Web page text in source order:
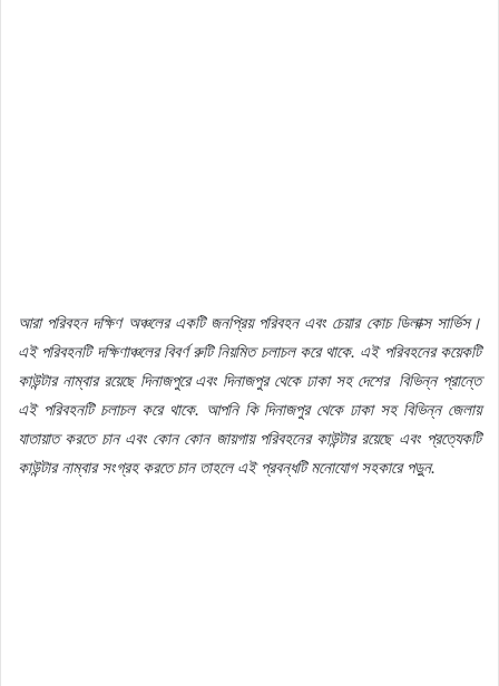
আরা পরিবহন দক্ষিণ অঞ্চলের একটি জনপ্রিয় পরিবহন এবং চেয়ার কোচ ডিলাক্স সার্ভিস।
এই পরিবহনটি দক্ষিণাঞ্চলের বিবর্ণ রুটি নিয়মিত চলাচল করে থাকে. এই পরিবহনের কয়েকটি
কাউন্টার নাম্বার রয়েছে দিনাজপুরে এবং দিনাজপুর থেকে ঢাকা সহ দেশের বিভিন্ন প্রান্তে
এই পরিবহনটি চলাচল করে থাকে. আপনি কি দিনাজপুর থেকে ঢাকা সহ বিভিন্ন জেলায়
যাতায়াত করতে চান এবং কোন কোন জায়গায় পরিবহনের কাউন্টার রয়েছে এবং প্রত্যেকটি
কাউন্টার নাম্বার সংগ্রহ করতে চান তাহলে এই প্রবন্ধটি মনোযোগ সহকারে পড়ুন.